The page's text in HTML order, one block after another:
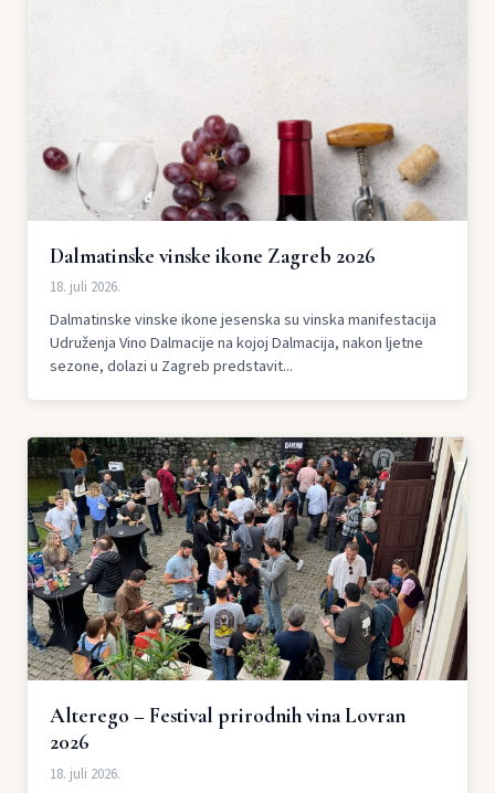
Dalmatinske vinske ikone Zagreb 2026
18. juli 2026.
Dalmatinske vinske ikone jesenska su vinska manifestacija
Udruženja Vino Dalmacije na kojoj Dalmacija, nakon ljetne
sezone, dolazi u Zagreb predstavit...
Alterego – Festival prirodnih vina Lovran
2026
18. juli 2026.